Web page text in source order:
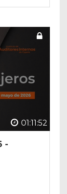
01:11:52
-